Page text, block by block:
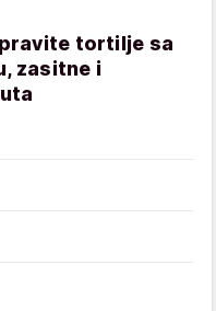
tortilje sa
zasitne i